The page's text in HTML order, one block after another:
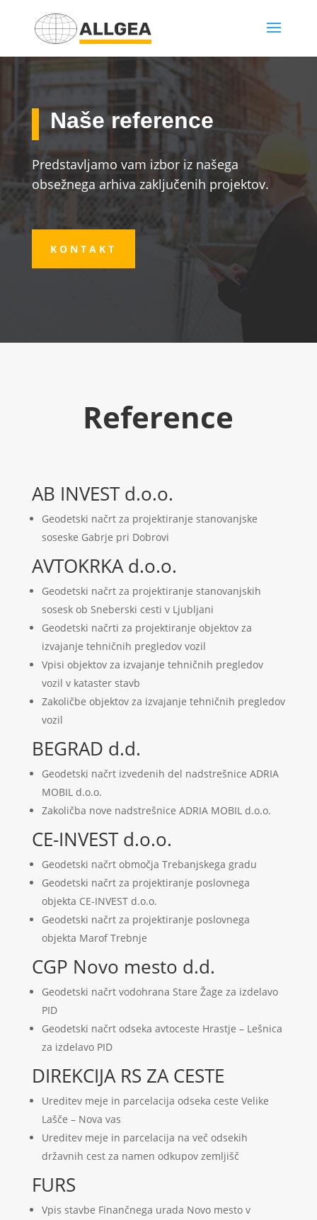
Naše reference
Predstavljamo vam izbor iz našega
obsežnega arhiva zaključenih projektov.
KONTAKT
Reference
AB INVEST d.o.o.
Geodetski načrt za projektiranje stanovanjske
soseske Gabrje pri Dobrovi
AVTOKRKA d.o.o.
Geodetski načrt za projektiranje stanovanjskih
sosesk ob Sneberski cesti v Ljubljani
Geodetski načrti za projektiranje objektov za
izvajanje tehničnih pregledov vozil
Vpisi objektov za izvajanje tehničnih pregledov
vozil v kataster stavb
Zakoličbe objektov za izvajanje tehničnih pregledov
vozil
BEGRAD d.d.
Geodetski načrt izvedenih del nadstrešnice ADRIA
MOBIL d.o.o.
Zakoličba nove nadstrešnice ADRIA MOBIL d.o.o.
CE-INVEST d.o.o.
Geodetski načrt območja Trebanjskega gradu
Geodetski načrt za projektiranje poslovnega
objekta CE-INVEST d.o.o.
Geodetski načrt za projektiranje poslovnega
objekta Marof Trebnje
CGP Novo mesto d.d.
Geodetski načrt vodohrana Stare Žage za izdelavo
PID
Geodetski načrt odseka avtoceste Hrastje – Lešnica
za izdelavo PID
DIREKCIJA RS ZA CESTE
Ureditev meje in parcelacija odseka ceste Velike
Lašče – Nova vas
Ureditev meje in parcelacija na več odsekih
državnih cest za namen odkupov zemljišč
FURS
Vpis stavbe Finančnega urada Novo mesto v